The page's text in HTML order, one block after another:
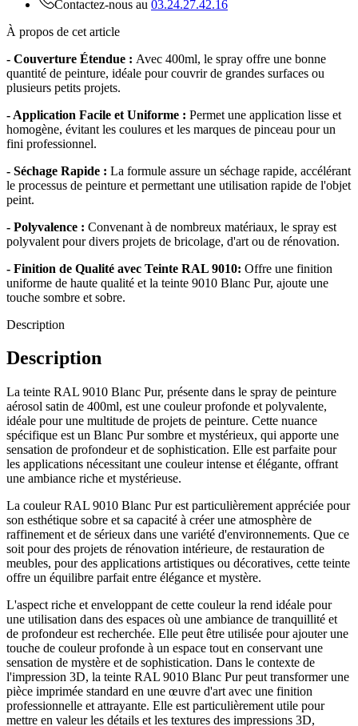
Contactez-nous au 03.24.27.42.16
À propos de cet article
- Couverture Étendue : Avec 400ml, le spray offre une bonne
quantité de peinture, idéale pour couvrir de grandes surfaces ou
plusieurs petits projets.
- Application Facile et Uniforme : Permet une application lisse et
homogène, évitant les coulures et les marques de pinceau pour un
fini professionnel.
- Séchage Rapide : La formule assure un séchage rapide, accélérant
le processus de peinture et permettant une utilisation rapide de l'objet
peint.
- Polyvalence : Convenant à de nombreux matériaux, le spray est
polyvalent pour divers projets de bricolage, d'art ou de rénovation.
- Finition de Qualité avec Teinte RAL 9010: Offre une finition
uniforme de haute qualité et la teinte 9010 Blanc Pur, ajoute une
touche sombre et sobre.
Description
Description
La teinte RAL 9010 Blanc Pur, présente dans le spray de peinture
aérosol satin de 400ml, est une couleur profonde et polyvalente,
idéale pour une multitude de projets de peinture. Cette nuance
spécifique est un Blanc Pur sombre et mystérieux, qui apporte une
sensation de profondeur et de sophistication. Elle est parfaite pour
les applications nécessitant une couleur intense et élégante, offrant
une ambiance riche et mystérieuse.
La couleur RAL 9010 Blanc Pur est particulièrement appréciée pour
son esthétique sobre et sa capacité à créer une atmosphère de
raffinement et de sérieux dans une variété d'environnements. Que ce
soit pour des projets de rénovation intérieure, de restauration de
meubles, pour des applications artistiques ou décoratives, cette teinte
offre un équilibre parfait entre élégance et mystère.
L'aspect riche et enveloppant de cette couleur la rend idéale pour
une utilisation dans des espaces où une ambiance de tranquillité et
de profondeur est recherchée. Elle peut être utilisée pour ajouter une
touche de couleur profonde à un espace tout en conservant une
sensation de mystère et de sophistication. Dans le contexte de
l'impression 3D, la teinte RAL 9010 Blanc Pur peut transformer une
pièce imprimée standard en une œuvre d'art avec une finition
professionnelle et attrayante. Elle est particulièrement utile pour
mettre en valeur les détails et les textures des impressions 3D,